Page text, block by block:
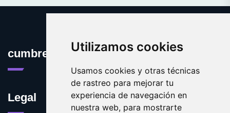
Utilizamos cookies
Usamos cookies y otras técnicas
de rastreo para mejorar tu
experiencia de navegación en
nuestra web, para mostrarte
cumbres.es
Legal